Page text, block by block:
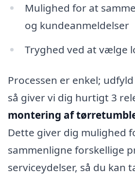
Mulighed for at
og kundeanmeldelser
Tryghed ved at vælge
Processen er enkel;
så giver vi dig hurtigt 3
montering af
Dette giver dig mulighed
sammenligne forskellige
serviceydelser, så du kan